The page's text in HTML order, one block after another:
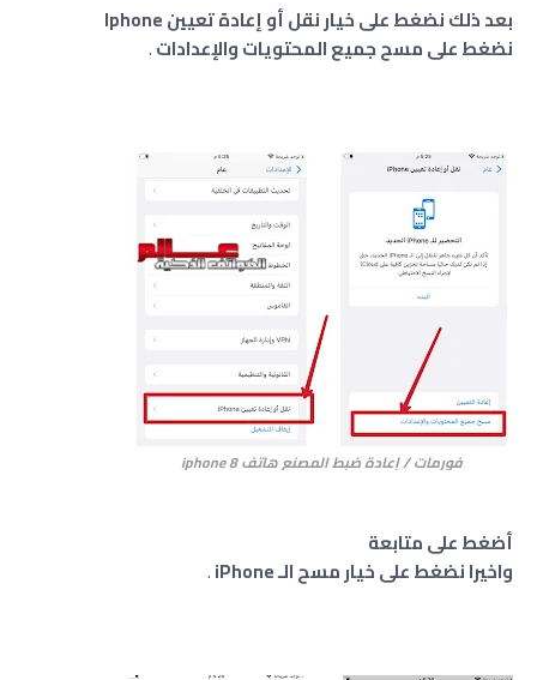
بعد ذلك نضغط على خيار نقل أو إعادة تعيين Iphone
نضغط على مسح جميع المحتويات والإعدادات.
فورمات / إعادة ضبط المصنع هاتف iphone 8
أضغط على متابعة
واخيرا نضغط على خيار مسح الـ iPhone
.